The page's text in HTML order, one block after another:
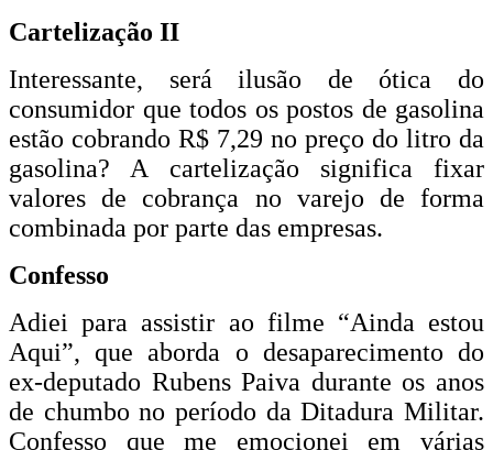
Cartelização II
Interessante, será ilusão de ótica do
consumidor que todos os postos de gasolina
estão cobrando R$ 7,29 no preço do litro da
gasolina? A cartelização significa fixar
valores de cobrança no varejo de forma
combinada por parte das empresas.
Confesso
Adiei para assistir ao filme “Ainda estou
Aqui”, que aborda o desaparecimento do
ex-deputado Rubens Paiva durante os anos
de chumbo no período da Ditadura Militar.
Confesso que me emocionei em várias